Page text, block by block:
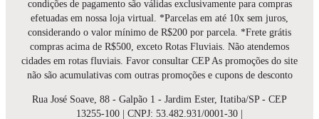
condições de pagamento são válidas exclusivamente para compras
efetuadas em nossa loja virtual. *Parcelas em até 10x sem juros,
considerando o valor mínimo de R$200 por parcela. *Frete grátis
compras acima de R$500, exceto Rotas Fluviais. Não atendemos
cidades em rotas fluviais. Favor consultar CEP As promoções do site
não são acumulativas com outras promoções e cupons de desconto
Rua José Soave, 88 - Galpão 1 - Jardim Ester, Itatiba/SP - CEP
13255-100 | CNPJ: 53.482.931/0001-30 |